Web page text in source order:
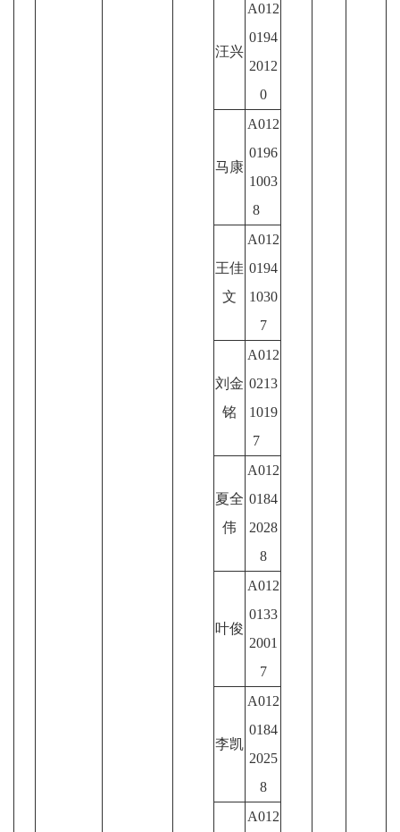
汪兴
A012
0194
2012
0
马康
A012
0196
1003
8
王佳
文
A012
0194
1030
7
刘金
铭
A012
0213
1019
7
夏全
伟
A012
0184
2028
8
叶俊
A012
0133
2001
7
李凯
A012
0184
2025
8
A012